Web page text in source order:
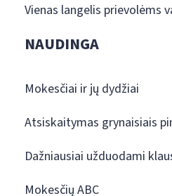
Vienas langelis prievolėms
NAUDINGA
Mokesčiai ir jų dydžiai
Atsiskaitymas grynaisiais
Dažniausiai užduodami
Mokesčių ABC